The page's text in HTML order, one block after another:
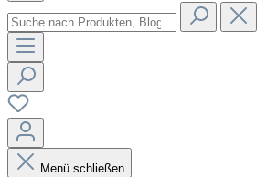
Menü schließen